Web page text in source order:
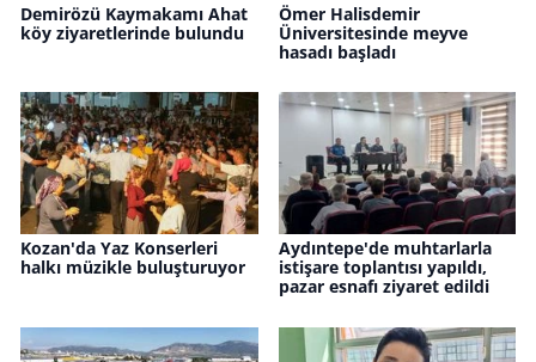
Demirözü Kaymakamı Ahat
köy ziyaretlerinde bulundu
Ömer Halisdemir
Üniversitesinde meyve
hasadı başladı
Kozan'da Yaz Konserleri
halkı müzikle buluşturuyor
Aydıntepe'de muhtarlarla
istişare toplantısı yapıldı,
pazar esnafı ziyaret edildi